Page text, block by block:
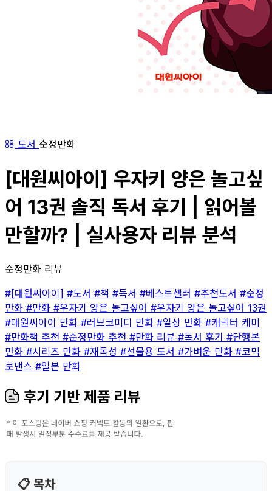
도서 순정만화
[대원씨아이] 우자키 양은 놀고싶
어 13권 솔직 독서 후기 | 읽어볼
만할까? | 실사용자 리뷰 분석
순정만화 리뷰
#[대원씨아이] #도서 #책 #독서 #베스트셀러 #추천도서 #순정
만화 #만화 #우자키 양은 놀고싶어 #우자키 양은 놀고싶어 13권
#대원씨아이 만화 #러브코미디 만화 #일상 만화 #캐릭터 케미
#만화책 추천 #순정만화 추천 #만화 리뷰 #독서 후기 #단행본
만화 #시리즈 만화 #재독성 #선물용 도서 #가벼운 만화 #코믹
로맨스 #일본 만화
후기 기반 제품 리뷰
📋 목차